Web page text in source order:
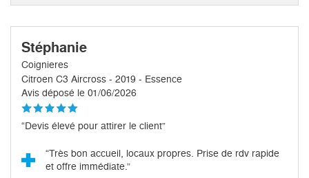
Stéphanie
Coignieres
Citroen C3 Aircross - 2019 - Essence
Avis déposé le 01/06/2026
“Devis élevé pour attirer le client”
“Très bon accueil, locaux propres. Prise de rdv rapide
et offre immédiate.”